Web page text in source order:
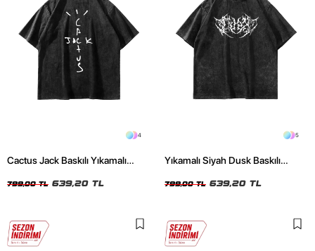
4
Cactus Jack Baskılı Yıkamalı
799,00 TL 639,20 TL
5
Yıkamalı Siyah Dusk Baskılı
799,00 TL 639,20 TL